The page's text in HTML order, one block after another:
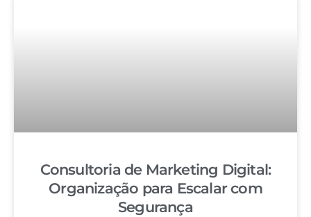
Consultoria de Marketing Digital:
Organização para Escalar com
Segurança